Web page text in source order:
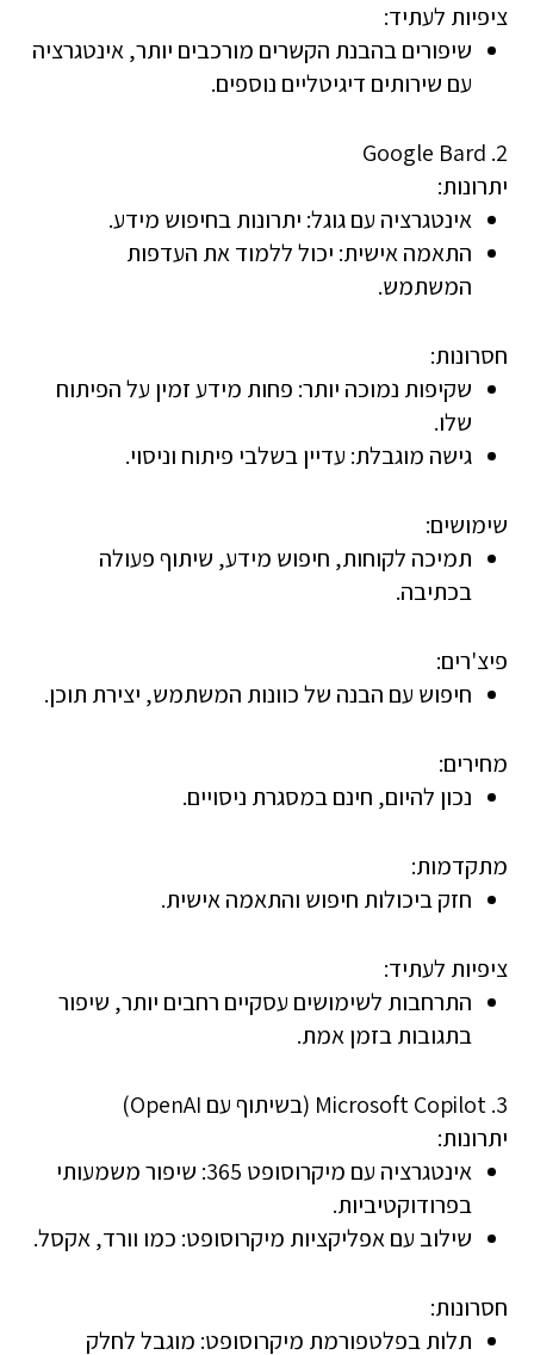
ציפיות לעתיד:
שיפורים בהבנת הקשרים מורכבים יותר, אינטגרציה
עם שירותים דיגיטליים נוספים.
2. Google Bard
יתרונות:
אינטגרציה עם גוגל: יתרונות בחיפוש מידע.
התאמה אישית: יכול ללמוד את העדפות
המשתמש.
חסרונות:
שקיפות נמוכה יותר: פחות מידע זמין על הפיתוח
שלו.
גישה מוגבלת: עדיין בשלבי פיתוח וניסוי.
שימושים:
תמיכה לקוחות, חיפוש מידע, שיתוף פעולה
בכתיבה.
פיצ'רים:
חיפוש עם הבנה של כוונות המשתמש, יצירת תוכן.
מחירים:
נכון להיום, חינם במסגרת ניסויים.
מתקדמות:
חזק ביכולות חיפוש והתאמה אישית.
ציפיות לעתיד:
התרחבות לשימושים עסקיים רחבים יותר, שיפור
בתגובות בזמן אמת.
3. Microsoft Copilot (בשיתוף עם OpenAI)
יתרונות:
אינטגרציה עם מיקרוסופט 365
: שיפור משמעותי
בפרודוקטיביות.
שילוב עם אפליקציות מיקרוסופט: כמו וורד, אקסל.
חסרונות:
תלות בפלטפורמת מיקרוסופט: מוגבל לחלק